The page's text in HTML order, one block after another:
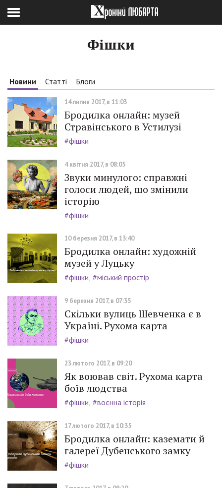
Фішки
Новини Статті Блоги
14 липня 2017, в 11:03
Бродилка онлайн: музей
Стравінського в Устилузі
#фішки
4 квітня 2017, в 08:05
Звуки минулого: справжні
голоси людей, що змінили
історію
#фішки
10 березня 2017, в 13:40
Бродилка онлайн: художній
музей у Луцьку
#фішки #міський простір
9 березня 2017, в 07:35
Скільки вулиць Шевченка є в
Україні. Рухома карта
#фішки
23 лютого 2017, в 09:20
Як воював світ. Рухома карта
боїв людства
#фішки #воєнна історія
17 лютого 2017, в 10:35
Бродилка онлайн: каземати й
галереї Дубенського замку
#фішки